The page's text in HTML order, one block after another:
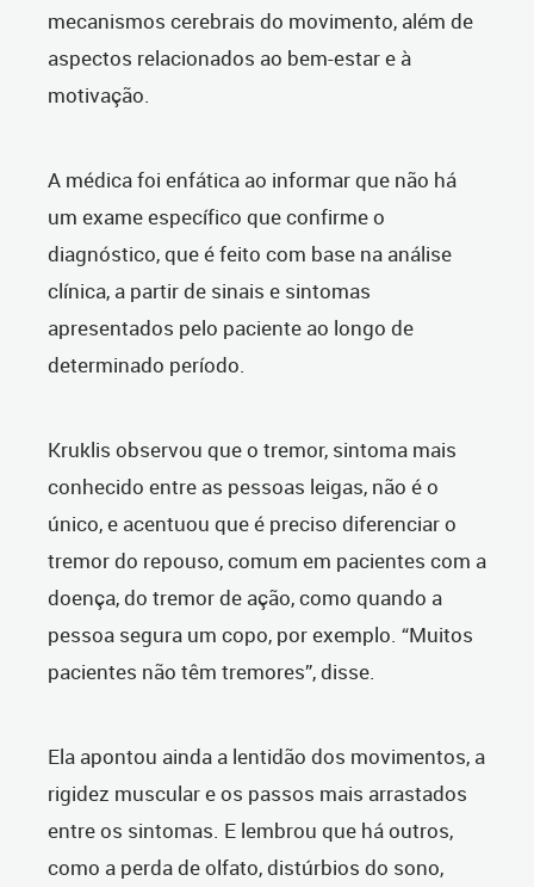
mecanismos cerebrais do movimento, além de
aspectos relacionados ao bem-estar e à
motivação.
A médica foi enfática ao informar que não há
um exame específico que confirme o
diagnóstico, que é feito com base na análise
clínica, a partir de sinais e sintomas
apresentados pelo paciente ao longo de
determinado período.
Kruklis observou que o tremor, sintoma mais
conhecido entre as pessoas leigas, não é o
único, e acentuou que é preciso diferenciar o
tremor do repouso, comum em pacientes com a
doença, do tremor de ação, como quando a
pessoa segura um copo, por exemplo. “Muitos
pacientes não têm tremores”, disse.
Ela apontou ainda a lentidão dos movimentos, a
rigidez muscular e os passos mais arrastados
entre os sintomas. E lembrou que há outros,
como a perda de olfato, distúrbios do sono,